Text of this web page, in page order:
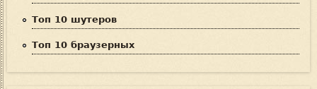
Топ 10 шутеров
Топ 10 браузерных